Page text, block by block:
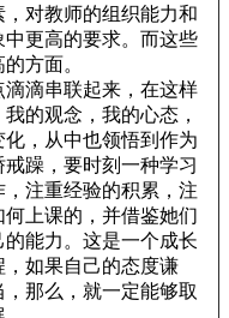
对教师的组织能力和
更高的要求。而这些
方面。
滴串联起来，在这样
的观念，我的心态，
，从中也领悟到作为
躁，要时刻一种学习
注重经验的积累，注
上课的，并借鉴她们
能力。这是一个成长
如果自己的态度谦
那么，就一定能够取